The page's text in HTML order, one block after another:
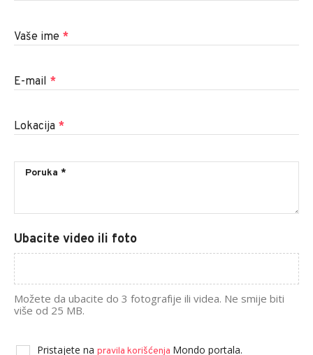
Vaše ime *
E-mail *
Lokacija *
Ubacite video ili foto
Možete da ubacite do 3 fotografije ili videa. Ne smije biti
više od 25 MB.
Pristajete na pravila korišćenja Mondo portala.